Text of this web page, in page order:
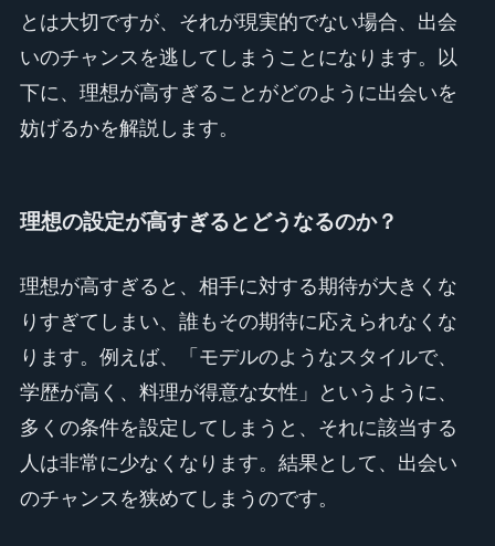
とは大切ですが、それが現実的でない場合、出会
いのチャンスを逃してしまうことになります。以
下に、理想が高すぎることがどのように出会いを
妨げるかを解説します。
理想の設定が高すぎるとどうなるのか？
理想が高すぎると、相手に対する期待が大きくな
りすぎてしまい、誰もその期待に応えられなくな
ります。例えば、「モデルのようなスタイルで、
学歴が高く、料理が得意な女性」というように、
多くの条件を設定してしまうと、それに該当する
人は非常に少なくなります。結果として、出会い
のチャンスを狭めてしまうのです。